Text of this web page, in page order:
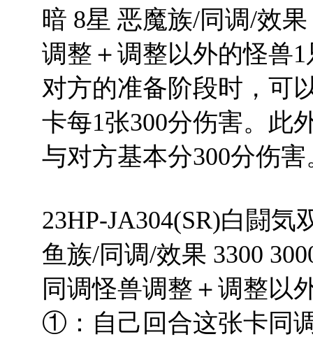
暗 8星 恶魔族/同调/效果
调整＋调整以外的怪兽
对方的准备阶段时，可
卡每1张300分伤害。此
与对方基本分300分伤害
23HP-JA304(SR)白闘
鱼族/同调/效果 3300
同调怪兽调整＋调整以
①：自己回合这张卡同